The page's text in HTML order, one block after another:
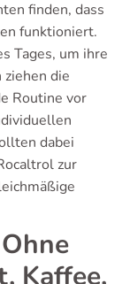
finden, dass
funktioniert.
Tages, um ihre
die
Routine vor
dabei
zur
Kaffee,